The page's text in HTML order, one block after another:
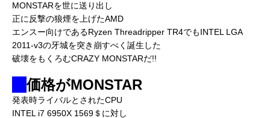
MONSTARを世に送り出し
正に反撃の狼煙を上げたAMD
エンスー向けであるRyzen Threadripper TR4でもINTEL LGA
2011-v3の牙城を突き崩すべく誕生した
破壊をもくろむCRAZY MONSTARだ!!
価格がMONSTAR
発表時ライバルとされたCPU
INTEL i7 6950X 1569＄に対し